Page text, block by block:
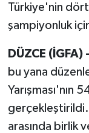
Türkiye'nin
şampiyonluk
DÜZCE (İGFA) -
bu yana
Yarışması'nın
arasında birlik